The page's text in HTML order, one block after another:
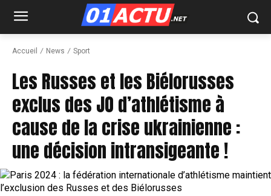
Accueil News Sport
Les Russes et les Biélorusses
exclus des JO d’athlétisme à
cause de la crise ukrainienne :
une décision intransigeante !